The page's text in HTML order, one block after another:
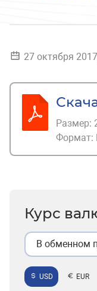
27 октября
Размер:
Формат:
Курс
В обменном
USD EUR